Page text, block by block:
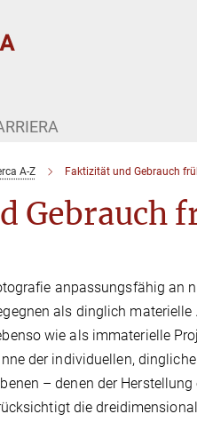
A-Z Faktizität und Gebrauch
Gebrauch
anpassungsfähig an
als dinglich
wie als immaterielle
der individuellen,
– denen der
die